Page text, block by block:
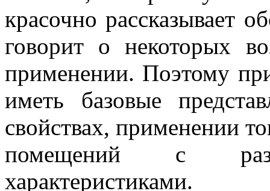
красочно рассказывает
говорит о некоторых
применении. Поэтому
иметь базовые
свойствах, применении
помещений с
характеристиками.